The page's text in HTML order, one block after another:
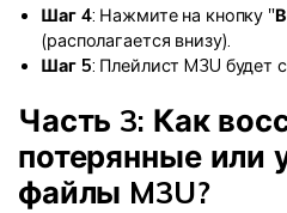
Шаг 4: Нажмите на кнопку "
(располагается внизу).
Шаг 5: Плейлист M3U будет
Часть 3: Как
потерянные или
файлы M3U?